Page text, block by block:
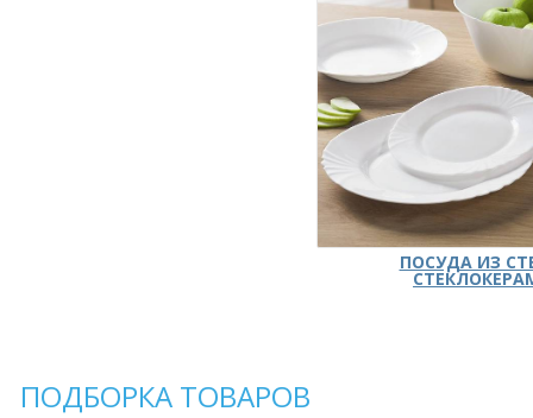
ПОСУДА ИЗ
ПОДБОРКА ТОВАРОВ